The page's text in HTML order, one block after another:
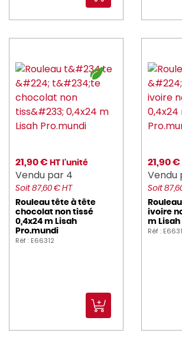
21,90 € HT l'unité
Vendu par 4
Soit 87,60 € HT
Rouleau tête à tête
chocolat non tissé
0,4x24 m Lisah
Pro.mundi
Réf : E66312
21,90 €
Vendu
Soit
ivoire
m
Réf :